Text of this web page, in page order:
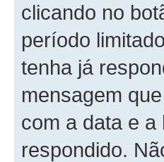
clicando no
período
tenha já
mensagem
com a data e
respondido.